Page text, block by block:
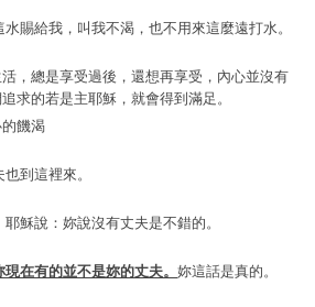
賜給我，叫我不渴，也不用來這麼遠打水。
，總是享受過後，還想再享受，內心並沒有
求的若是主耶穌，就會得到滿足。
饑渴
到這裡來。
穌說：妳說沒有丈夫是不錯的。
在有的並不是妳的丈夫。 妳這話是真的。